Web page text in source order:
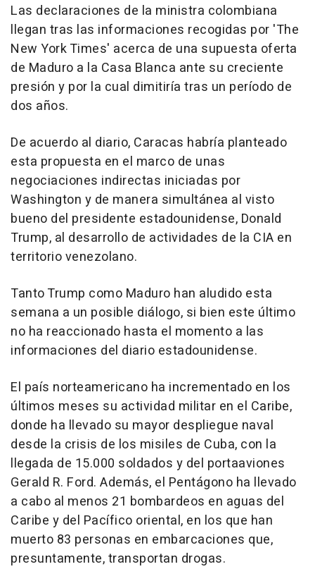
Las declaraciones de la ministra colombiana
llegan tras las informaciones recogidas por 'The
New York Times' acerca de una supuesta oferta
de Maduro a la Casa Blanca ante su creciente
presión y por la cual dimitiría tras un período de
dos años.
De acuerdo al diario, Caracas habría planteado
esta propuesta en el marco de unas
negociaciones indirectas iniciadas por
Washington y de manera simultánea al visto
bueno del presidente estadounidense, Donald
Trump, al desarrollo de actividades de la CIA en
territorio venezolano.
Tanto Trump como Maduro han aludido esta
semana a un posible diálogo, si bien este último
no ha reaccionado hasta el momento a las
informaciones del diario estadounidense.
El país norteamericano ha incrementado en los
últimos meses su actividad militar en el Caribe,
donde ha llevado su mayor despliegue naval
desde la crisis de los misiles de Cuba, con la
llegada de 15.000 soldados y del portaaviones
Gerald R. Ford. Además, el Pentágono ha llevado
a cabo al menos 21 bombardeos en aguas del
Caribe y del Pacífico oriental, en los que han
muerto 83 personas en embarcaciones que,
presuntamente, transportan drogas.